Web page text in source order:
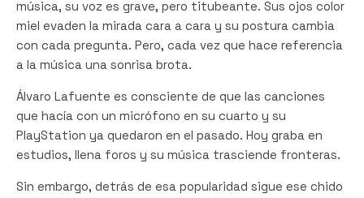
música, su voz es grave, pero titubeante. Sus ojos color
miel evaden la mirada cara a cara y su postura cambia
con cada pregunta. Pero, cada vez que hace referencia
a la música una sonrisa brota.
Álvaro Lafuente es consciente de que las canciones
que hacía con un micrófono en su cuarto y su
PlayStation ya quedaron en el pasado. Hoy graba en
estudios, llena foros y su música trasciende fronteras.
Sin embargo, detrás de esa popularidad sigue ese chido